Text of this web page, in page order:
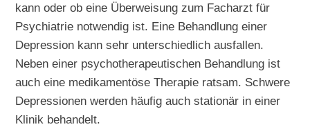
kann oder ob eine Überweisung zum Facharzt für
Psychiatrie notwendig ist. Eine Behandlung einer
Depression kann sehr unterschiedlich ausfallen.
Neben einer psychotherapeutischen Behandlung ist
auch eine medikamentöse Therapie ratsam. Schwere
Depressionen werden häufig auch stationär in einer
Klinik behandelt.